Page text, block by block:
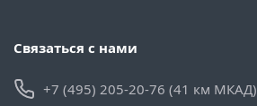
Связаться с нами
+7 (495) 205-20-76 (41 км МКАД)